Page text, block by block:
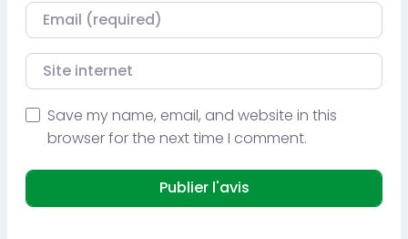
Courriel
Site internet
Save my name, email, and website in this
browser for the next time I comment.